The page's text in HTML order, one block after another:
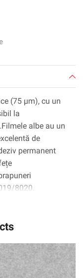
(75 µm), cu un
la
albe au un
de
permanent
8020.